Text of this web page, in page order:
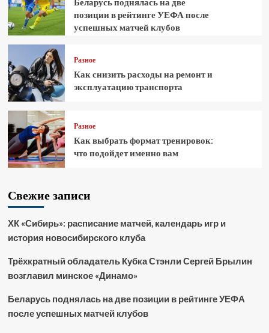
позиции в рейтинге УЕФА после
успешных матчей клубов
Разное
Как снизить расходы на ремонт и
эксплуатацию транспорта
Разное
Как выбрать формат тренировок:
что подойдет именно вам
Свежие записи
ХК «Сибирь»: расписание матчей, календарь игр и
история новосибирского клуба
Трёхкратный обладатель Кубка Стэнли Сергей Брылин
возглавил минское «Динамо»
Беларусь поднялась на две позиции в рейтинге УЕФА
после успешных матчей клубов